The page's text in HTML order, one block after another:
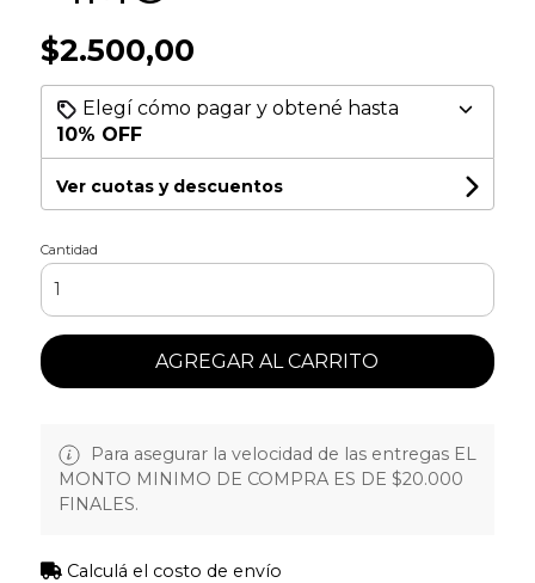
$2.500,00
Elegí cómo pagar y obtené hasta
10% OFF
Ver cuotas y descuentos
Cantidad
AGREGAR AL CARRITO
Para asegurar la velocidad de las entregas EL
MONTO MINIMO DE COMPRA ES DE $20.000
FINALES.
Calculá el costo de envío